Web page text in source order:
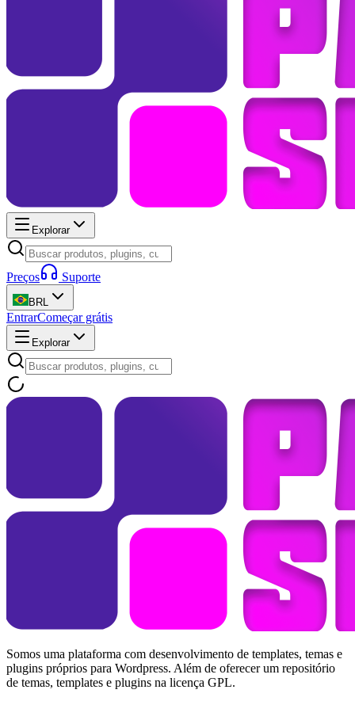
Explorar
Preços Suporte
BRL
EntrarComeçar grátis
Explorar
Somos uma plataforma com desenvolvimento de templates, temas e
plugins próprios para Wordpress. Além de oferecer um repositório
de temas, templates e plugins na licença GPL.